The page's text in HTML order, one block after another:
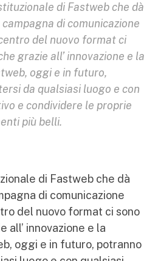
di Fastweb che dà
campagna di comunicazione
del nuovo format ci
grazie all’ innovazione e la
oggi e in futuro,
da qualsiasi luogo e con
e condividere le proprie
più belli.
di Fastweb che dà
di comunicazione
del nuovo format ci sono
all’ innovazione e la
oggi e in futuro, potranno